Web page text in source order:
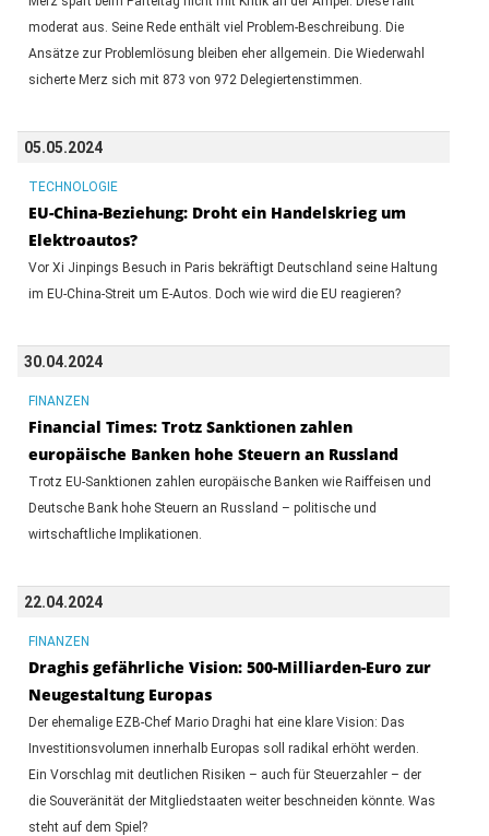
moderat aus. Seine Rede enthält viel Problem-Beschreibung. Die
Ansätze zur Problemlösung bleiben eher allgemein. Die Wiederwahl
sicherte Merz sich mit 873 von 972 Delegiertenstimmen.
05.05.2024
TECHNOLOGIE
EU-China-Beziehung: Droht ein Handelskrieg um
Elektroautos?
Vor Xi Jinpings Besuch in Paris bekräftigt Deutschland seine Haltung
im EU-China-Streit um E-Autos. Doch wie wird die EU reagieren?
30.04.2024
FINANZEN
Financial Times: Trotz Sanktionen zahlen
europäische Banken hohe Steuern an Russland
Trotz EU-Sanktionen zahlen europäische Banken wie Raiffeisen und
Deutsche Bank hohe Steuern an Russland – politische und
wirtschaftliche Implikationen.
22.04.2024
FINANZEN
Draghis gefährliche Vision: 500-Milliarden-Euro zur
Neugestaltung Europas
Der ehemalige EZB-Chef Mario Draghi hat eine klare Vision: Das
Investitionsvolumen innerhalb Europas soll radikal erhöht werden.
Ein Vorschlag mit deutlichen Risiken – auch für Steuerzahler – der
die Souveränität der Mitgliedstaaten weiter beschneiden könnte. Was
steht auf dem Spiel?